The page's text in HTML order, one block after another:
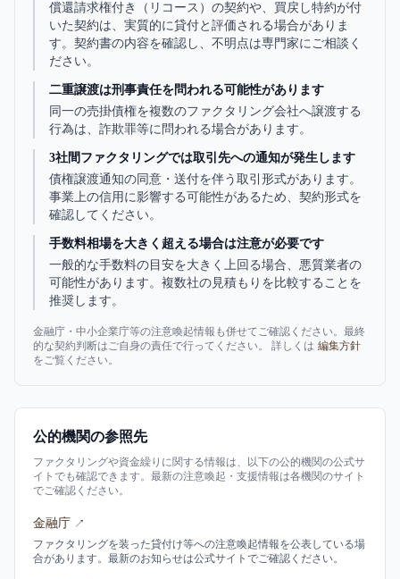
償還請求権付き（リコース）の契約や、買戻し特約が付
いた契約は、実質的に貸付と評価される場合がありま
す。契約書の内容を確認し、不明点は専門家にご相談く
ださい。
二重譲渡は刑事責任を問われる可能性があります
同一の売掛債権を複数のファクタリング会社へ譲渡する
行為は、詐欺罪等に問われる場合があります。
3社間ファクタリングでは取引先への通知が発生します
債権譲渡通知の同意・送付を伴う取引形式があります。
事業上の信用に影響する可能性があるため、契約形式を
確認してください。
手数料相場を大きく超える場合は注意が必要です
一般的な手数料の目安を大きく上回る場合、悪質業者の
可能性があります。複数社の見積もりを比較することを
推奨します。
金融庁・中小企業庁等の注意喚起情報も併せてご確認ください。最終
的な契約判断はご自身の責任で行ってください。 詳しくは 編集方針
をご覧ください。
公的機関の参照先
ファクタリングや資金繰りに関する情報は、以下の公的機関の公式サ
イトでも確認できます。最新の注意喚起・支援情報は各機関のサイト
でご確認ください。
金融庁 ↗
ファクタリングを装った貸付け等への注意喚起情報を公表している場
合があります。最新のお知らせは公式サイトでご確認ください。